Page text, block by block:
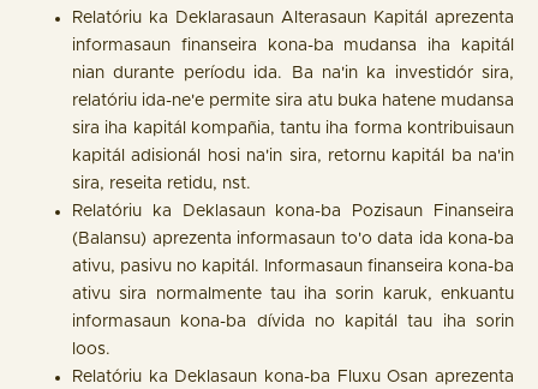
Relatóriu ka Deklarasaun Alterasaun Kapitál aprezenta
informasaun finanseira kona-ba mudansa iha kapitál
nian durante períodu ida. Ba na'in ka investidór sira,
relatóriu ida-ne'e permite sira atu buka hatene mudansa
sira iha kapitál kompañia, tantu iha forma kontribuisaun
kapitál adisionál hosi na'in sira, retornu kapitál ba na'in
sira, reseita retidu, nst.
Relatóriu ka Deklasaun kona-ba Pozisaun Finanseira
(Balansu) aprezenta informasaun to'o data ida kona-ba
ativu, pasivu no kapitál. Informasaun finanseira kona-ba
ativu sira normalmente tau iha sorin karuk, enkuantu
informasaun kona-ba dívida no kapitál tau iha sorin
loos.
Relatóriu ka Deklasaun kona-ba Fluxu Osan aprezenta